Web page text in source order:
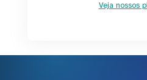
Veja nossos